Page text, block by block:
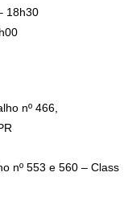
18h30
nº 466,
nº 553 e 560 – Class